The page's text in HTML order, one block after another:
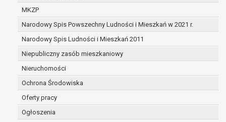
MKZP
Narodowy Spis Powszechny Ludności i Mieszkań w 2021 r.
Narodowy Spis Ludności i Mieszkań 2011
Niepubliczny zasób mieszkaniowy
Nieruchomości
Ochrona Środowiska
Oferty pracy
Ogłoszenia
danego projektu i konieczności zachowania
dokumentacji projektu do celów kontrolnych.
W związku z przetwarzaniem przez
administratora danych osobowych przysługuje
Pani/Panu:
prawo dostępu do treści danych oraz
otrzymywania ich kopii na podstawie art. 15
RODO;
podstawie art. 16 RODO,